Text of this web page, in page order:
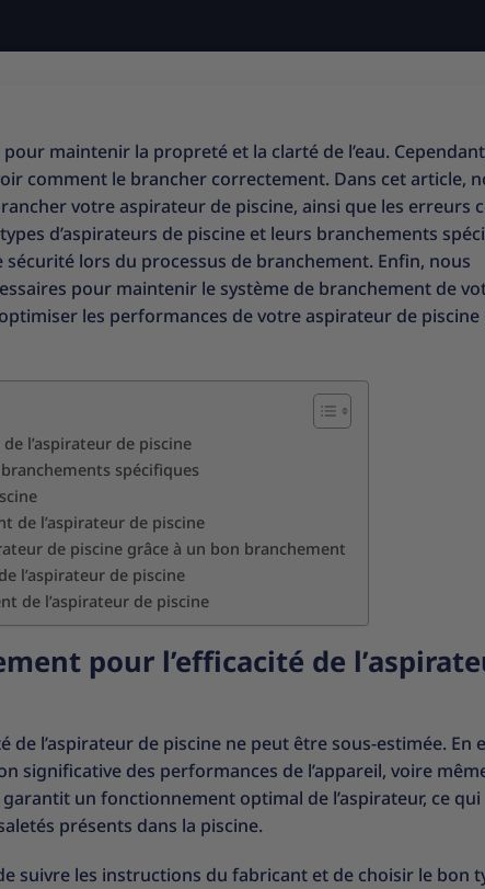
maintenir la propreté et la clarté de l’eau.
comment le brancher correctement. Dans cet article,
votre aspirateur de piscine, ainsi que les erreurs
d’aspirateurs de piscine et leurs branchements
lors du processus de branchement. Enfin, nous
pour maintenir le système de branchement de
les performances de votre aspirateur de piscine
l’aspirateur de piscine
spécifiques
de l’aspirateur de piscine
de piscine grâce à un bon branchement
l’aspirateur de piscine
de l’aspirateur de piscine
pour l’efficacité de
de l’aspirateur de piscine ne peut être sous-estimée. En
significative des performances de l’appareil, voire
un fonctionnement optimal de l’aspirateur, ce qui
présents dans la piscine.
suivre les instructions du fabricant et de choisir le bon